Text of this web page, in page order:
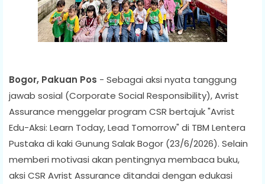
Bogor, Pakuan Pos - Sebagai aksi nyata tanggung
jawab sosial (Corporate Social Responsibility), Avrist
Assurance menggelar program CSR bertajuk "Avrist
Edu-Aksi: Learn Today, Lead Tomorrow" di TBM Lentera
Pustaka di kaki Gunung Salak Bogor (23/6/2026). Selain
memberi motivasi akan pentingnya membaca buku,
aksi CSR Avrist Assurance ditandai dengan edukasi